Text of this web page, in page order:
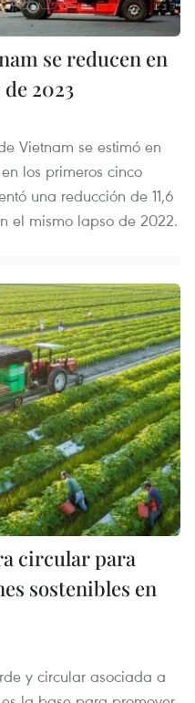
se reducen en
2023
Vietnam se estimó en
los primeros cinco
una reducción de 11,6
el mismo lapso de 2022.
circular para
sostenibles en
y circular asociada a